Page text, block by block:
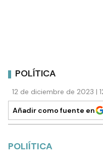
POLÍTICA
12 de diciembre de 2023 |
Añadir como fuente en
POLIÍTICA